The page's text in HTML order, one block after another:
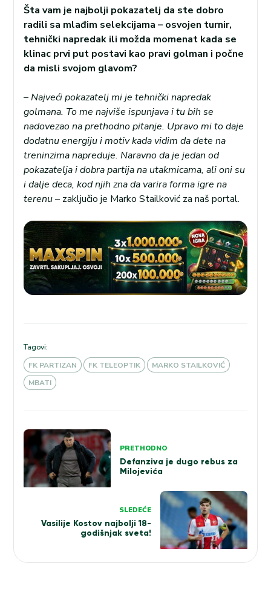
Šta vam je najbolji pokazatelj da ste dobro
radili sa mlađim selekcijama – osvojen turnir,
tehnički napredak ili možda momenat kada se
klinac prvi put postavi kao pravi golman i počne
da misli svojom glavom?
–Najveći pokazatelj mi je tehnički napredak
golmana. To me najviše ispunjava i tu bih se
nadovezao na prethodno pitanje. Upravo mi to daje
dodatnu energiju i motiv kada vidim da dete na
treninzima napreduje. Naravno da je jedan od
pokazatelja i dobra partija na utakmicama, ali oni su
i dalje deca, kod njih zna da varira forma igre na
terenu– zaključio je Marko Stailković za naš portal.
Tagovi:
FK PARTIZAN
FK TELEOPTIK
MARKO STAILKOVIĆ
MBATI
Kretanje
članka
PRETHODNO
Defanziva je dugo rebus za
Milojevića
SLEDEĆE
Vasilije Kostov najbolji 18-
godišnjak sveta!